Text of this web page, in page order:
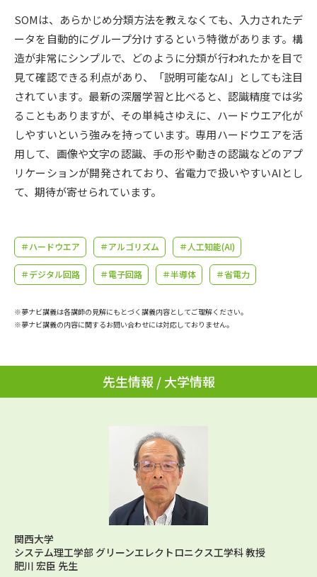
併願校選び 受験スケジュールを立てよう
先輩が入学を決めた理由 テレメール全国一斉進学調査
新生活お役立ちガイド
学問発見 学問検索
学問のミニ講義「夢ナビ講義」 学問分野解説
大学進学IDについて
個人情報取扱規定
テレメール進学カタログ
訂正のご案内
SOMは、あらかじめ分類方法を教えなくても、入力されたデ
ータを自動的にグループ分けするという特徴があります。構
造が非常にシンプルで、どのように分類が行われたかを目で
見て確認できる利点があり、「説明可能なAI」としても注目
されています。最新の深層学習と比べると、認識精度では劣
ることもありますが、その単純さゆえに、ハードウエア化が
しやすいという強みを持っています。専用ハードウエアを活
用して、画像や文字の認識、手の形や動きの認識などのアプ
リケーションが開発されており、省電力で扱いやすいAIとし
て、期待が寄せられています。
＃ハードウエア ＃アルゴリズム ＃人工知能(AI)
＃デジタル回路 ＃電子回路 ＃半導体 ＃省電力
※夢ナビ講義は各講師の見解にもとづく講義内容としてご理解ください。
※夢ナビ講義の内容に関するお問い合わせには対応しておりません。
先生情報 / 大学情報
関西大学
システム理工学部 グリーンエレクトロニクス工学科 教授
肥川 宏臣 先生